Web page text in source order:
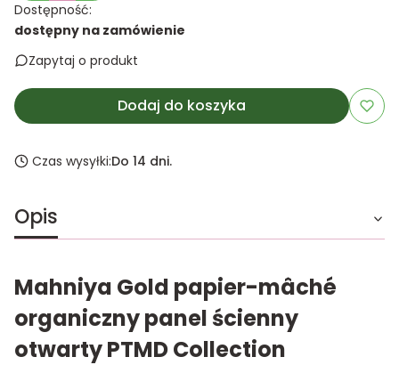
Dostępność:
dostępny na zamówienie
Zapytaj o produkt
Dodaj do koszyka
Czas wysyłki:Do 14 dni.
Opis
Mahniya Gold papier-mâché
organiczny panel ścienny
otwarty PTMD Collection